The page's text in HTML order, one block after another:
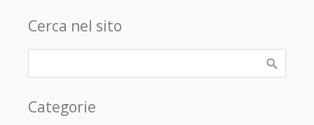
Cerca nel sito
Categorie